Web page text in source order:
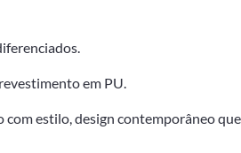
em PU.
estilo, design contemporâneo que